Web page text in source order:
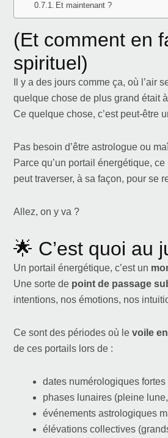
Et maintenant ?
(Et comment en
spirituel)
Il y a des jours comme ça, où
quelque chose de plus grand était
Ce quelque chose, c’est peut-être
Pas besoin d’être astrologue ou
Parce qu’un portail énergétique,
peut traverser, à sa façon, pour se
Allez, on y va ?
🌟 C’est quoi au
Un portail énergétique, c’est un
Une sorte de point de passage
intentions, nos émotions, nos
Ce sont des périodes où le voile
de ces portails lors de :
dates numérologiques
phases lunaires (pleine
événements astrologiques
élévations collectives